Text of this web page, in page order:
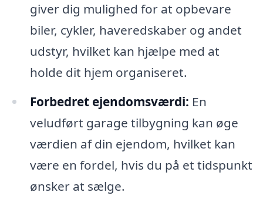
giver dig mulighed for at opbevare
biler, cykler, haveredskaber og andet
udstyr, hvilket kan hjælpe med at
holde dit hjem organiseret.
Forbedret ejendomsværdi: En
veludført garage tilbygning kan øge
værdien af din ejendom, hvilket kan
være en fordel, hvis du på et tidspunkt
ønsker at sælge.